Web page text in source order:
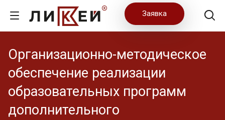
Заявка
Организационно-методическое
обеспечение реализации
образовательных программ
дополнительного